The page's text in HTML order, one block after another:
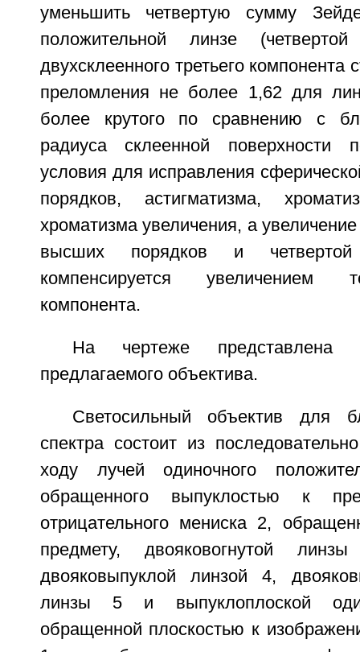
уменьшить четвертую сумму
положительной линзе
двухсклеенного третьего компонента
преломления не более 1,62 для
более крутого по сравнению с
радиуса склеенной поверхности
условия для исправления
порядков, астигматизма,
хроматизма увеличения, а
высших порядков и
компенсируется увеличением
компонента.
На чертеже представлена
предлагаемого объектива.
Светосильный объектив для
спектра состоит из
ходу лучей одиночного
обращенного выпуклостью к
отрицательного мениска 2,
предмету, двояковогнутой
двояковыпуклой линзой 4,
линзы 5 и выпуклоплоской
обращенной плоскостью к